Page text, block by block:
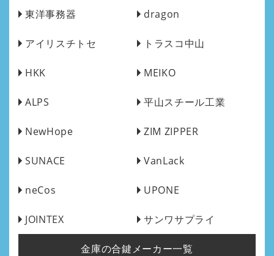
東洋事務器 dragon
アイリスチトセ トラスコ中山
HKK MEIKO
ALPS 平山スチール工業
NewHope ZIM ZIPPER
SUNACE VanLack
neCos UPONE
JOINTEX サンワサプライ
金庫の合鍵メーカー一覧